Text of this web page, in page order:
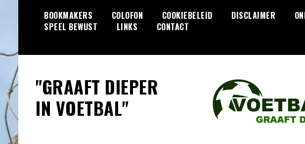
BOOKMAKERS COLOFON COOKIEBELEID DISCLAIMER
SPEEL BEWUST
LINKS CONTACT
"GRAAFT DIEPER
IN VOETBAL"